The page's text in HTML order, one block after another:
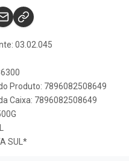
03.02.045
Produto: 7896082508649
Caixa: 7896082508649
SUL*